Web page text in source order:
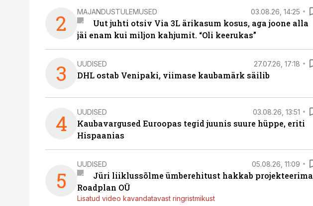
2 MAJANDUSTULEMUSED 03.08.26, 14:25
Uut juhti otsiv Via 3L ärikasum kosus, aga joone alla
jäi enam kui miljon kahjumit. “Oli keerukas”
3 UUDISED 27.07.26, 17:18
DHL ostab Venipaki, viimase kaubamärk säilib
4 UUDISED 03.08.26, 13:51
Kaubavargused Euroopas tegid juunis suure hüppe, eriti
Hispaanias
5
UUDISED 05.08.26, 11:09
Jüri liiklussõlme ümberehitust hakkab projekteerima
Roadplan OÜ
Lisatud video kavandatavast ringristmikust